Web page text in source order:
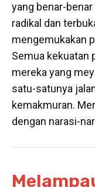
yang benar-
radikal dan
mengemukakan
Semua kekuatan
mereka yang
satu-satunya
kemakmuran.
dengan narasi-